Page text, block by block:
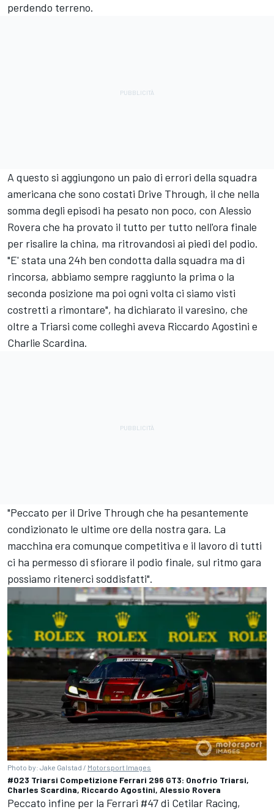
perdendo terreno.
A questo si aggiungono un paio di errori della squadra
americana che sono costati Drive Through, il che nella
somma degli episodi ha pesato non poco, con Alessio
Rovera che ha provato il tutto per tutto nell'ora finale
per risalire la china, ma ritrovandosi ai piedi del podio.
"E' stata una 24h ben condotta dalla squadra ma di
rincorsa, abbiamo sempre raggiunto la prima o la
seconda posizione ma poi ogni volta ci siamo visti
costretti a rimontare", ha dichiarato il varesino, che
oltre a Triarsi come colleghi aveva Riccardo Agostini e
Charlie Scardina.
"Peccato per il Drive Through che ha pesantemente
condizionato le ultime ore della nostra gara. La
macchina era comunque competitiva e il lavoro di tutti
ci ha permesso di sfiorare il podio finale, sul ritmo gara
possiamo ritenerci soddisfatti".
Photo by: Jake Galstad / Motorsport Images
#023 Triarsi Competizione Ferrari 296 GT3: Onofrio Triarsi,
Charles Scardina, Riccardo Agostini, Alessio Rovera
Peccato infine per la Ferrari #47 di Cetilar Racing,